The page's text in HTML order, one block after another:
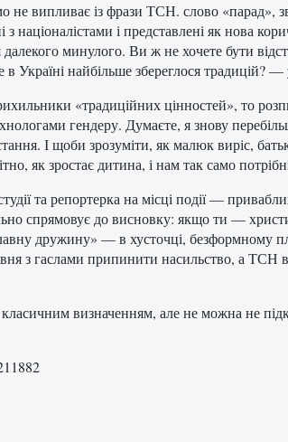
випливає із фрази ТСН. слово «парад»,
націоналістами і представлені як нова
минулого. Ви ж не хочете бути
в Україні найбільше збереглося традицій? —
«традиційних цінностей», то
гендеру. Думаєте, я знову
І щоби зрозуміти, як малюк виріс,
як зростає дитина, і нам так само
та репортерка на місці події —
спрямовує до висновку: якщо ти —
дружину» — в хусточці, безформному
з гаслами припинити насильство, а
визначенням, але не можна не